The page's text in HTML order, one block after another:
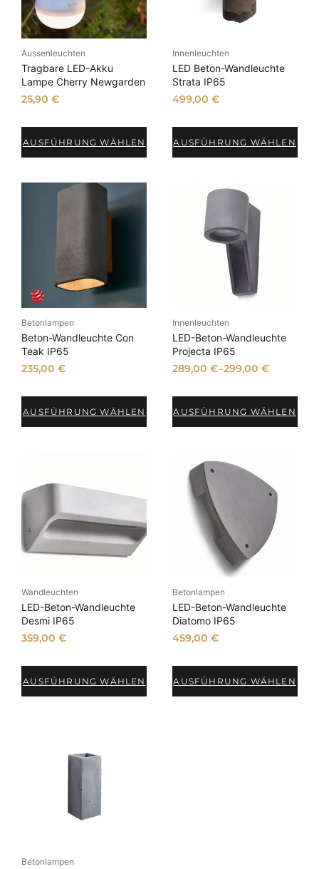
t
s
o
r
i
e
Aussenleuchten
Tragbare LED-Akku
Lampe Cherry Newgarden
25,90€
AUSFÜHRUNG WÄHLEN
Innenleuchten
LED Beton-Wandleuchte
Strata IP65
499,00 €
AUSFÜHRUNG WÄHLEN
Betonlampen
Beton-Wandleuchte Con
Teak IP65
235,00€
AUSFÜHRUNG WÄHLEN
Innenleuchten
LED-Beton-Wandleuchte
Projecta IP65
289,00 €–299,00 €
AUSFÜHRUNG WÄHLEN
Wandleuchten
LED-Beton-Wandleuchte
Desmi IP65
359,00€
AUSFÜHRUNG WÄHLEN
Betonlampen
LED-Beton-Wandleuchte
Diatomo IP65
459,00 €
AUSFÜHRUNG WÄHLEN
Betonlampen